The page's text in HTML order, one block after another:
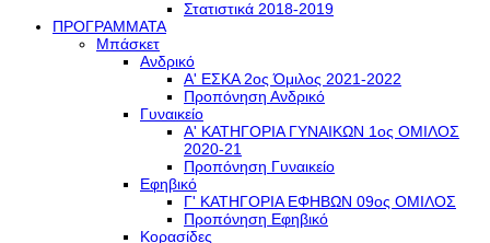
Στατιστικά 2018-2019
ΠΡΟΓΡΑΜΜΑΤΑ
Μπάσκετ
Ανδρικό
Α' ΕΣΚΑ 2ος Όμιλος 2021-2022
Προπόνηση Ανδρικό
Γυναικείο
Α' ΚΑΤΗΓΟΡΙΑ ΓΥΝΑΙΚΩΝ 1ος ΟΜΙΛΟΣ
2020-21
Προπόνηση Γυναικείο
Εφηβικό
Γ' ΚΑΤΗΓΟΡΙΑ ΕΦΗΒΩΝ 09ος ΟΜΙΛΟΣ
Προπόνηση Εφηβικό
Κορασίδες